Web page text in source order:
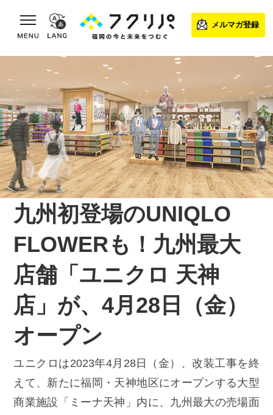
toggle navigation
メルマガ登録
九州初登場のUNIQLO
FLOWERも！九州最大
店舗「ユニクロ 天神
店」が、4月28日（金）
オープン
ユニクロは2023年4月28日（金）、改装工事を終
えて、新たに福岡・天神地区にオープンする大型
商業施設「ミーナ天神」内に、九州最大の売場面